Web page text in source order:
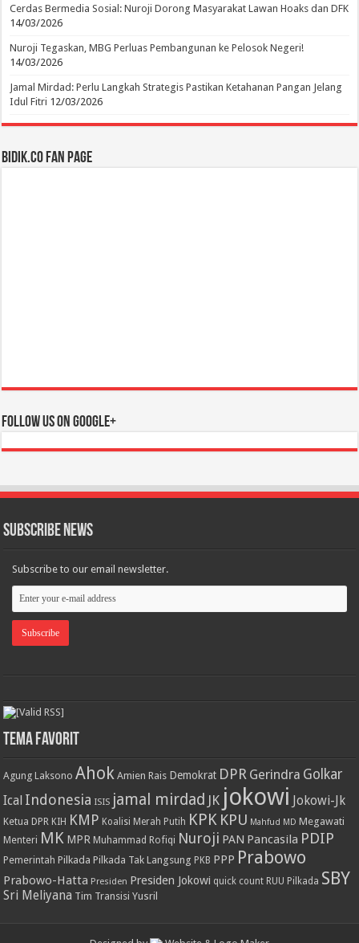
Cerdas Bermedia Sosial: Nuroji Dorong Masyarakat Lawan Hoaks dan DFK
14/03/2026
Nuroji Tegaskan, MBG Perluas Pembangunan ke Pelosok Negeri!
14/03/2026
Jamal Mirdad: Perlu Langkah Strategis Pastikan Ketahanan Pangan Jelang
Idul Fitri 12/03/2026
BIDIK.CO Fan Page
Follow us on Google+
Subscribe News
Subscribe to our email newsletter.
Tema Favorit
Agung Laksono Ahok Amien Rais Demokrat DPR Gerindra Golkar
Ical Indonesia ISIS jamal mirdad JK jokowi Jokowi-Jk
Ketua DPR KIH KMP Koalisi Merah Putih KPK KPU Mahfud MD Megawati
Menteri MK MPR Muhammad Rofiqi Nuroji PAN Pancasila PDIP
Pemerintah Pilkada Pilkada Tak Langsung PKB PPP Prabowo
Prabowo-Hatta Presiden Presiden Jokowi quick count RUU Pilkada SBY
Sri Meliyana Tim Transisi Yusril